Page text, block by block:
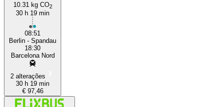
10.31 kg CO2
30 h 19 min
08:51
Berlin - Spandau
18:30
Barcelona Nord
2 alterações
30 h 19 min
€ 97,46